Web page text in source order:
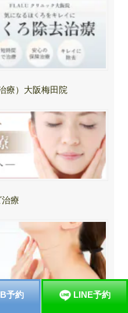
療）大阪梅田院
療
予約 LINE予約